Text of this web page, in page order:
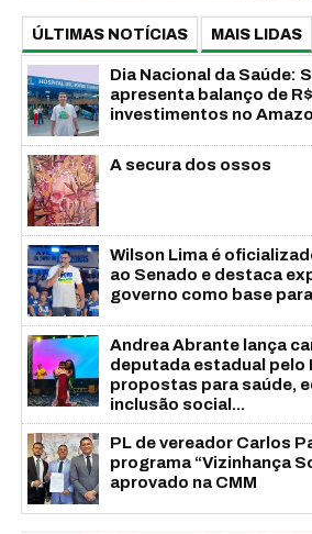
ÚLTIMAS NOTÍCIAS MAIS LIDAS
Dia Nacional da Saúde:
apresenta balanço de
investimentos no
A secura dos ossos
Wilson Lima é
ao Senado e destaca
governo como base
Andrea Abrante lança
deputada estadual pelo
propostas para saúde,
inclusão social...
PL de vereador Carlos
programa “Vizinhança
aprovado na CMM